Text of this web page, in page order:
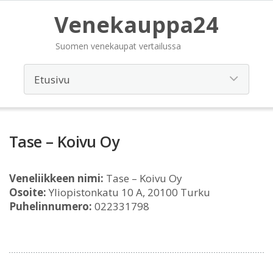
Venekauppa24
Suomen venekaupat vertailussa
Tase – Koivu Oy
Veneliikkeen nimi: Tase – Koivu Oy
Osoite: Yliopistonkatu 10 A, 20100 Turku
Puhelinnumero: 022331798